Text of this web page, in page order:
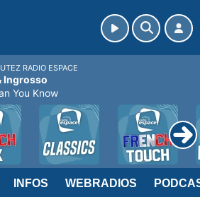
INFOS WEBRADIOS
RADIO ESPACE
Ingrosso
You Know